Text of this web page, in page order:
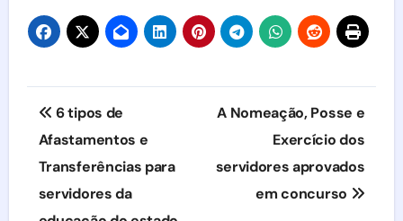
Navegação
de
Post
6 tipos de
Afastamentos e
Transferências para
servidores da
A Nomeação, Posse e
Exercício dos
servidores aprovados
em concurso